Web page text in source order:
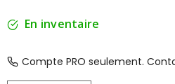
En inventaire
Compte PRO seulement.